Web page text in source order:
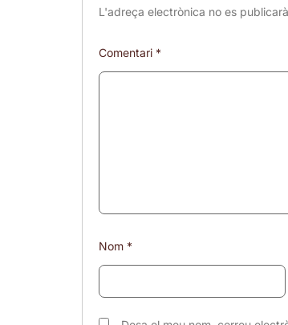
L'adreça electrònica no es
Comentari *
Nom *